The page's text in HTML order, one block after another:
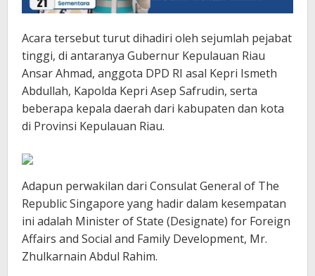
Acara tersebut turut dihadiri oleh sejumlah pejabat
tinggi, di antaranya Gubernur Kepulauan Riau
Ansar Ahmad, anggota DPD RI asal Kepri Ismeth
Abdullah, Kapolda Kepri Asep Safrudin, serta
beberapa kepala daerah dari kabupaten dan kota
di Provinsi Kepulauan Riau.
Adapun perwakilan dari Consulat General of The
Republic Singapore yang hadir dalam kesempatan
ini adalah Minister of State (Designate) for Foreign
Affairs and Social and Family Development, Mr.
Zhulkarnain Abdul Rahim.